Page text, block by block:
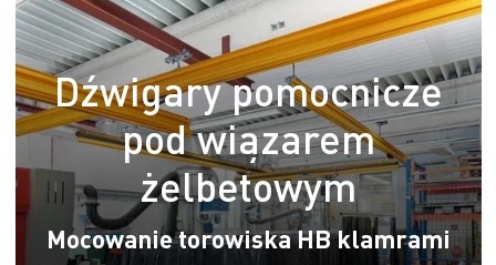
Dźwigary pomocnicze
pod wiązarem
żelbetowym
Mocowanie torowiska HB klamrami